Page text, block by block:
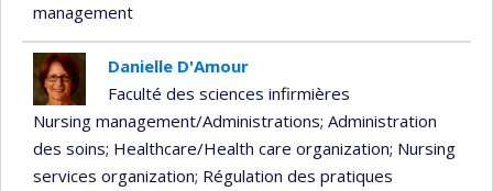
management
Danielle D'Amour
Faculté des sciences infirmières
Nursing management/Administrations; Administration
des soins; Healthcare/Health care organization; Nursing
services organization; Régulation des pratiques